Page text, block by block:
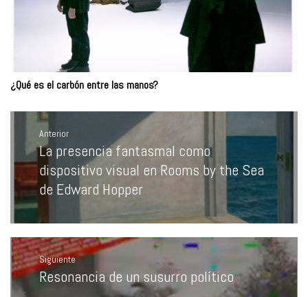
¿Qué es el carbón entre las manos?
Navegación
entradas
Anterior
Entrada
anterior:
La presencia fantasmal como
dispositivo visual en Rooms by the Sea
de Edward Hopper
Siguiente
Entrada
Resonancia de un susurro político